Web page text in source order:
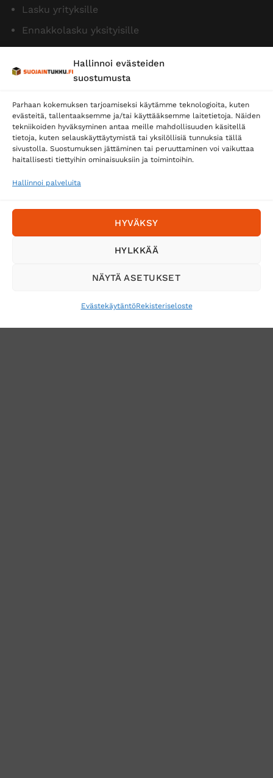
Hallinnoi evästeiden
suostumusta
Parhaan kokemuksen tarjoamiseksi käytämme teknologioita, kuten
evästeitä, tallentaaksemme ja/tai käyttääksemme laitetietoja. Näiden
tekniikoiden hyväksyminen antaa meille mahdollisuuden käsitellä
tietoja, kuten selauskäyttäytymistä tai yksilöllisiä tunnuksia tällä
sivustolla. Suostumuksen jättäminen tai peruuttaminen voi vaikuttaa
haitallisesti tiettyihin ominaisuuksiin ja toimintoihin.
Hallinnoi palveluita
HYVÄKSY
HYLKKÄÄ
NÄYTÄ ASETUKSET
EvästekäytäntöRekisteriseloste
Lasku yrityksille
Ennakkolasku yksityisille
Toimitustavat
Posti
Matkahuolto
Tilaa uutiskirje ja saat erikoisalennuksia